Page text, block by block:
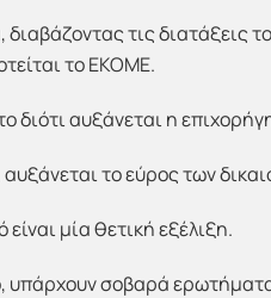
τις διατάξεις
το ΕΚΟΜΕ.
διότι αυξάνεται η
το εύρος των
είναι μία θετική εξέλιξη.
υπάρχουν σοβαρά